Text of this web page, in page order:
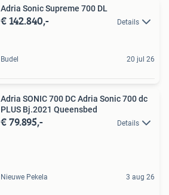
Adria Sonic Supreme 700 DL
€ 142.840,- Details
Budel 20 jul 26
Adria SONIC 700 DC Adria Sonic 700 dc
PLUS Bj.2021 Queensbed
€ 79.895,- Details
Nieuwe Pekela 3 aug 26